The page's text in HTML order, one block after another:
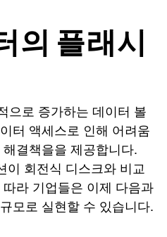
의 플래시
으로 증가하는 데이터 볼
터 액세스로 인해 어려움
결책을을 제공합니다.
이 회전식 디스크와 비교
라 기업들은 이제 다음과
모로 실현할 수 있습니다.